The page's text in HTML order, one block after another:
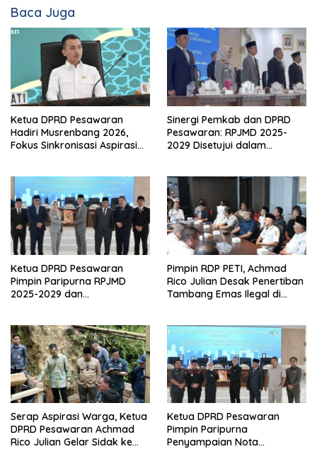
Baca Juga
Ketua DPRD Pesawaran
Hadiri Musrenbang 2026,
Fokus Sinkronisasi Aspirasi
Sinergi Pemkab dan DPRD
Pesawaran: RPJMD 2025-
2029 Disetujui dalam
Ketua DPRD Pesawaran
Pimpin Paripurna RPJMD
2025-2029 dan
Pimpin RDP PETI, Achmad
Rico Julian Desak Penertiban
Tambang Emas Ilegal di
Serap Aspirasi Warga, Ketua
DPRD Pesawaran Achmad
Rico Julian Gelar Sidak ke
Ketua DPRD Pesawaran
Pimpin Paripurna
Penyampaian Nota